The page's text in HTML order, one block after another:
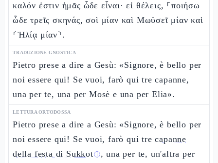
καλόν ἐστιν ἡμᾶς ὧδε εἶναι· εἰ θέλεις, ⸀ποιήσω
ὧδε τρεῖς σκηνάς, σοὶ μίαν καὶ Μωϋσεῖ μίαν καὶ
⸂Ἠλίᾳ μίαν⸃.
TRADUZIONE GNOSTICA
Pietro prese a dire a Gesù: «Signore, è bello per
noi essere qui! Se vuoi, farò qui tre capanne,
una per te, una per Mosè e una per Elia».
LETTURA ORTODOSSA
Pietro prese a dire a Gesù: «Signore, è bello per
noi essere qui! Se vuoi, farò qui trecapanne
della festa di Sukkotⓘ, una per te, un'altra per